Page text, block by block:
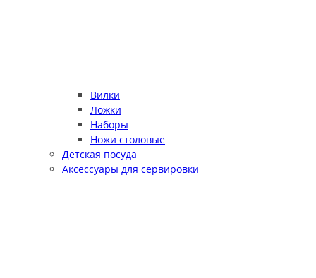
Вилки
Ложки
Наборы
Ножи столовые
Детская посуда
Аксессуары для сервировки